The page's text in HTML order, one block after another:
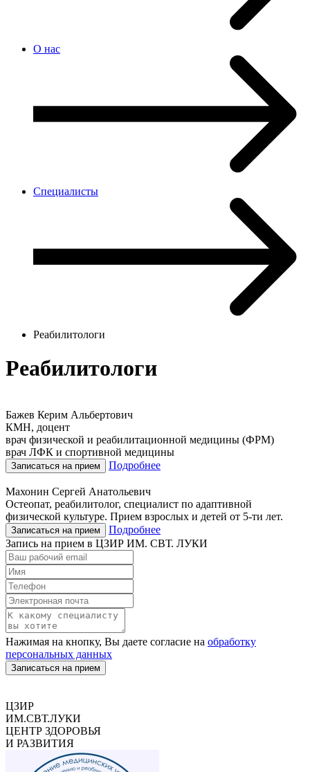
О нас
Специалисты
Реабилитологи
Реабилитологи
Бажев Керим Альбертович
КМН, доцент
врач физической и реабилитационной медицины (ФРМ)
врач ЛФК и спортивной медицины
Записаться на прием Подробнее
Махонин Сергей Анатольевич
Остеопат, реабилитолог, специалист по адаптивной
физической культуре. Прием взрослых и детей от 5-ти лет.
Записаться на прием
Подробнее
Запись на прием в ЦЗИР ИМ. СВТ. ЛУКИ
Нажимая на кнопку, Вы даете согласие на обработку
персональных данных
Записаться на прием
ЦЗИР
ИМ.СВТ.ЛУКИ
ЦЕНТР ЗДОРОВЬЯ
И РАЗВИТИЯ